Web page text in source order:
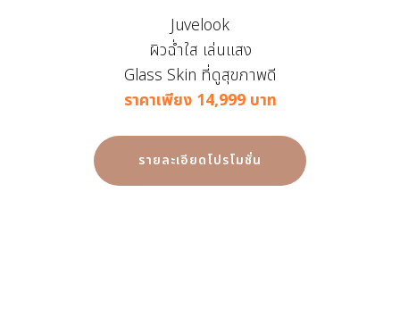
Juvelook
ผิวฉ่ำใส เล่นแสง
Glass Skin ที่ดูสุขภาพดี
ราคาเพียง 14,999 บาท
รายละเอียดโปรโมชั่น